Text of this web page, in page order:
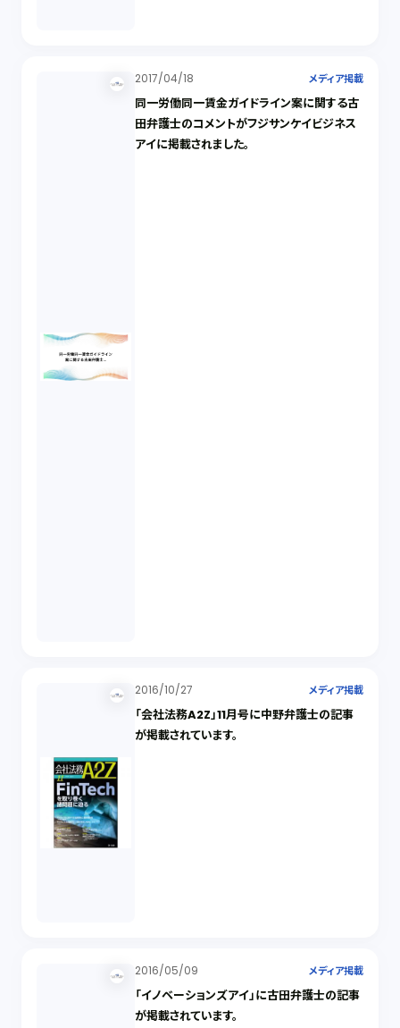
2017/04/18 メディア掲載
同一労働同一賃金ガイドライン案に関する古
田弁護士のコメントがフジサンケイビジネス
アイに掲載されました。
2016/10/27 メディア掲載
「会社法務A2Z」11月号に中野弁護士の記事
が掲載されています。
2016/05/09 メディア掲載
「イノベーションズアイ」に古田弁護士の記事
が掲載されています。